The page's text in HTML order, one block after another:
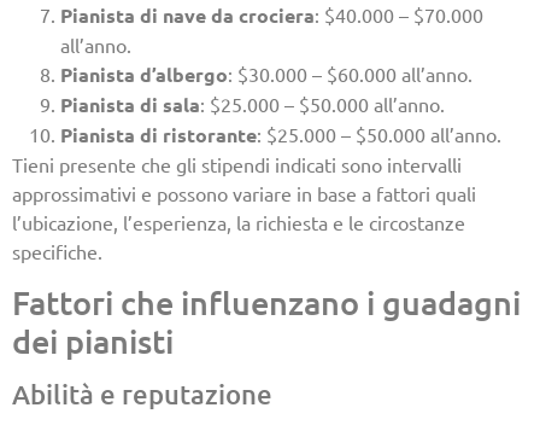
Pianista di nave da crociera: $40.000 – $70.000
all’anno.
Pianista d’albergo: $30.000 – $60.000 all’anno.
Pianista di sala: $25.000 – $50.000 all’anno.
Pianista di ristorante: $25.000 – $50.000 all’anno.
Tieni presente che gli stipendi indicati sono intervalli
approssimativi e possono variare in base a fattori quali
l’ubicazione, l’esperienza, la richiesta e le circostanze
specifiche.
Fattori che influenzano i guadagni
dei pianisti
Abilità e reputazione